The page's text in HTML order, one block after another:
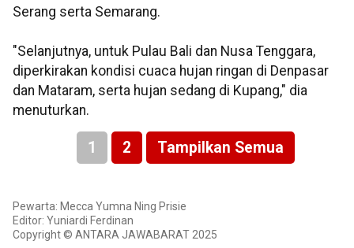
Serang serta Semarang.
"Selanjutnya, untuk Pulau Bali dan Nusa Tenggara,
diperkirakan kondisi cuaca hujan ringan di Denpasar
dan Mataram, serta hujan sedang di Kupang," dia
menuturkan.
1 2 Tampilkan Semua
Pewarta: Mecca Yumna Ning Prisie
Editor: Yuniardi Ferdinan
Copyright © ANTARA JAWABARAT 2025